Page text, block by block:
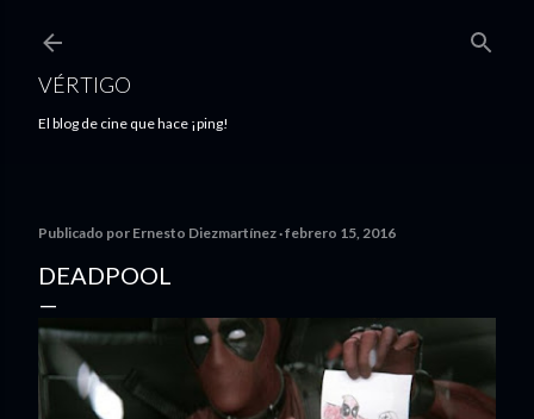
VÉRTIGO
El blog de cine que hace ¡ping!
Publicado por Ernesto Diezmartínez febrero 15, 2016
DEADPOOL